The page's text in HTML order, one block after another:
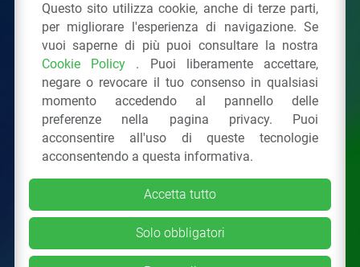
Plastiche da Riciclo
C.F. 97381090154
Via San Vittore 36 20123Milano (MI)
Tel.: 02 43928225.
Tutti i diritti riservati Privacy Policy &Cookie
Questo sito utilizza cookie, anche di terze parti,
per migliorare l'esperienza di navigazione. Se
vuoi saperne di più puoi consultare la nostra
Cookie Policy . Puoi liberamente accettare,
negare o revocare il tuo consenso in qualsiasi
momento accedendo al pannello delle
preferenze nella pagina privacy. Puoi
acconsentire all'uso di queste tecnologie
acconsentendo a questa informativa.
Accetta tutto
Solo obbligatori